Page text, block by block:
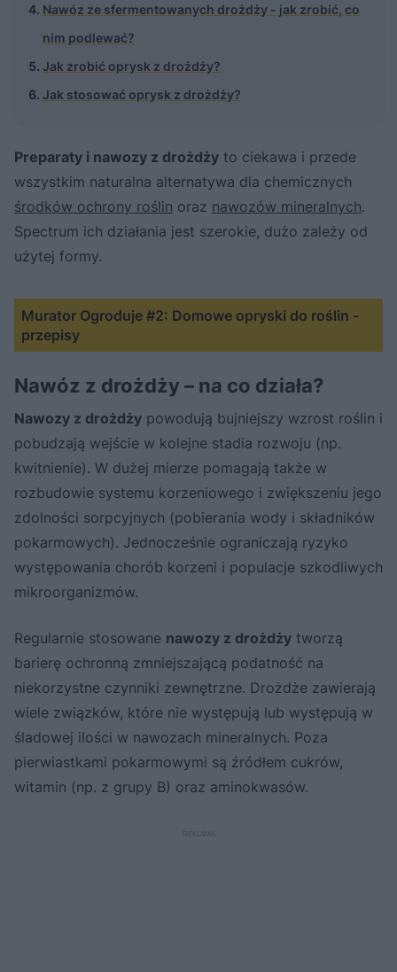
Nawóz ze sfermentowanych drożdży - jak zrobić, co
nim podlewać?
Jak zrobić oprysk z drożdży?
Jak stosować oprysk z drożdży?
Preparaty i nawozy z drożdży to ciekawa i przede
wszystkim naturalna alternatywa dla chemicznych
środków ochrony roślin oraz nawozów mineralnych.
Spectrum ich działania jest szerokie, dużo zależy od
użytej formy.
Murator Ogroduje #2: Domowe opryski do roślin -
przepisy
Nawóz z drożdży – na co działa?
Nawozy z drożdży powodują bujniejszy wzrost roślin i
pobudzają wejście w kolejne stadia rozwoju (np.
kwitnienie). W dużej mierze pomagają także w
rozbudowie systemu korzeniowego i zwiększeniu jego
zdolności sorpcyjnych (pobierania wody i składników
pokarmowych). Jednocześnie ograniczają ryzyko
występowania chorób korzeni i populacje szkodliwych
mikroorganizmów.
Regularnie stosowane nawozy z drożdży tworzą
barierę ochronną zmniejszającą podatność na
niekorzystne czynniki zewnętrzne. Drożdże zawierają
wiele związków, które nie występują lub występują w
śladowej ilości w nawozach mineralnych. Poza
pierwiastkami pokarmowymi są źródłem cukrów,
witamin (np. z grupy B) oraz aminokwasów.